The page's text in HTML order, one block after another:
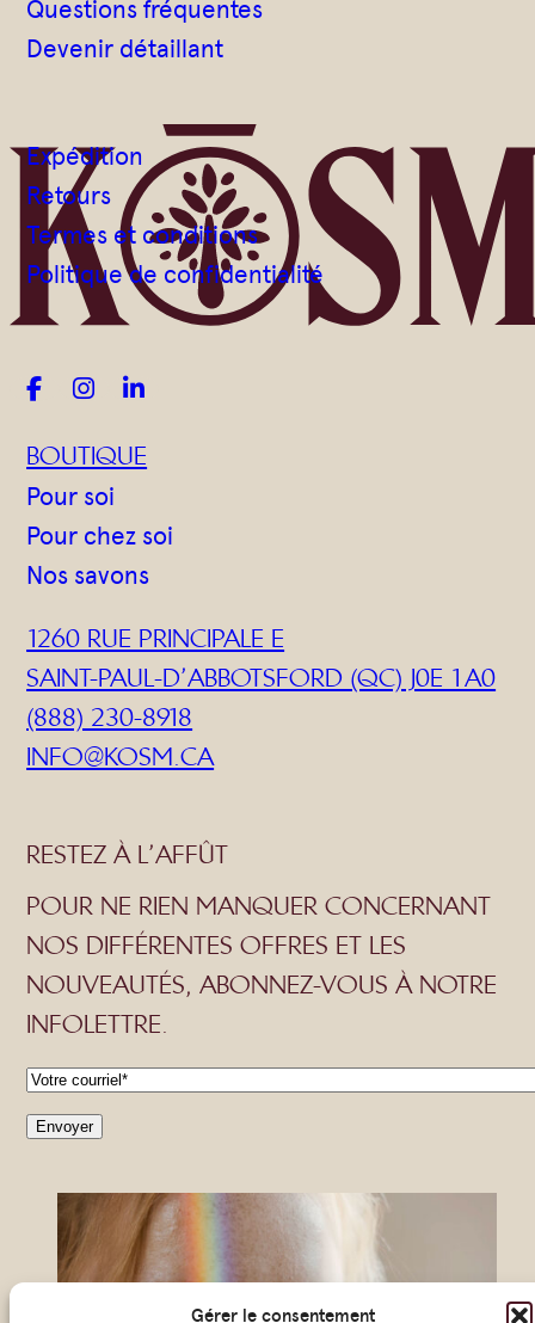
Gérer le consentement
Questions fréquentes
Devenir détaillant
Expédition
Retours
Termes et conditions
Politique de confidentialité
  
BOUTIQUE
Pour soi
Pour chez soi
Nos savons
1260 RUE PRINCIPALE E
SAINT-PAUL-D’ABBOTSFORD (QC) J0E 1A0
(888) 230-8918
INFO@KOSM.CA
RESTEZ À L’AFFÛT
POUR NE RIEN MANQUER CONCERNANT
NOS DIFFÉRENTES OFFRES ET LES
NOUVEAUTÉS, ABONNEZ-VOUS À NOTRE
INFOLETTRE.
C
oEnvoyer